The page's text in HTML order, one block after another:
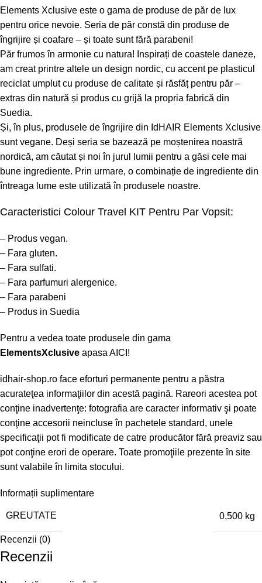
Elements Xclusive este o gama de produse de păr de lux
pentru orice nevoie. Seria de păr constă din produse de
îngrijire și coafare – și toate sunt fără parabeni!
Păr frumos în armonie cu natura! Inspirați de coastele daneze,
am creat printre altele un design nordic, cu accent pe plasticul
reciclat umplut cu produse de calitate și răsfăț pentru păr –
extras din natură și produs cu grijă la propria fabrică din
Suedia.
Și, în plus, produsele de îngrijire din IdHAIR Elements Xclusive
sunt vegane. Deși seria se bazează pe moștenirea noastră
nordică, am căutat și noi în jurul lumii pentru a găsi cele mai
bune ingrediente. Prin urmare, o combinație de ingrediente din
întreaga lume este utilizată în produsele noastre.
Caracteristici Colour Travel KIT Pentru Par Vopsit:
– Produs vegan.
– Fara gluten.
– Fara sulfati.
– Fara parfumuri alergenice.
– Fara parabeni
– Produs in Suedia
Pentru a vedea toate produsele din gama
ElementsXclusive apasa AICI!
idhair-shop.ro face eforturi permanente pentru a păstra
acurateţea informaţiilor din acestă pagină. Rareori acestea pot
conţine inadvertenţe: fotografia are caracter informativ şi poate
conţine accesorii neincluse în pachetele standard, unele
specificaţii pot fi modificate de catre producător fără preaviz sau
pot conţine erori de operare. Toate promoţiile prezente în site
sunt valabile în limita stocului.
Informații suplimentare
GREUTATE 0,500 kg
Recenzii (0)
Recenzii